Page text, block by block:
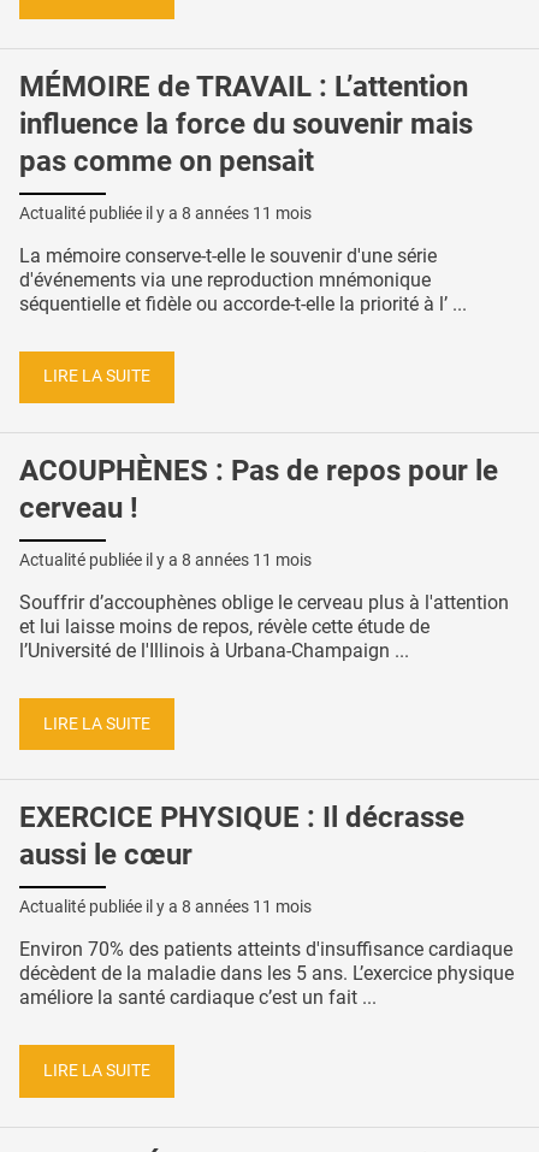
MÉMOIRE de TRAVAIL : L’attention
influence la force du souvenir mais
pas comme on pensait
Actualité publiée il y a 8 années 11 mois
La mémoire conserve-t-elle le souvenir d'une série
d'événements via une reproduction mnémonique
séquentielle et fidèle ou accorde-t-elle la priorité à l’ ...
LIRE LA SUITE
ACOUPHÈNES : Pas de repos pour le
cerveau !
Actualité publiée il y a 8 années 11 mois
Souffrir d’accouphènes oblige le cerveau plus à l'attention
et lui laisse moins de repos, révèle cette étude de
l’Université de l'Illinois à Urbana-Champaign ...
LIRE LA SUITE
EXERCICE PHYSIQUE : Il décrasse
aussi le cœur
Actualité publiée il y a 8 années 11 mois
Environ 70% des patients atteints d'insuffisance cardiaque
décèdent de la maladie dans les 5 ans. L’exercice physique
améliore la santé cardiaque c’est un fait ...
LIRE LA SUITE